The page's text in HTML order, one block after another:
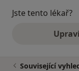
Jste tento lékař?
Související